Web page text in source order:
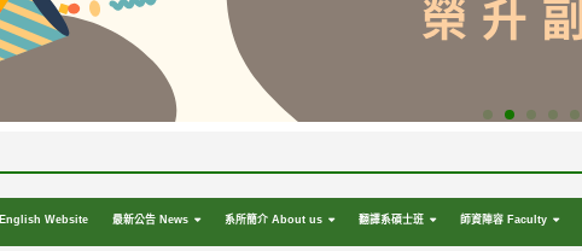
English Website 最新公告 News 系所簡介 About us 翻譯系碩士班 師資陣容 Faculty